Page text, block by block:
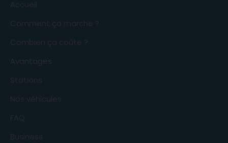
Accueil
Comment ça marche ?
Combien ça coûte ?
Avantages
Stations
Nos véhicules
FAQ
Business